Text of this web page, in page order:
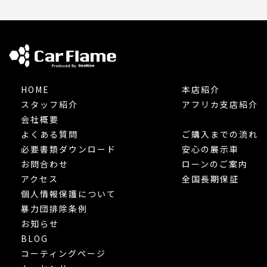
HOME
スタッフ紹介
会社概要
本店紹介
アフリカ支店紹介
よくある質問
必要書類ダウンロード
お問合わせ
アクセス
個人情報保護について
暴力団排除条例
お知らせ
BLOG
ご購入までの流れ
安心の展示車
ローンのご案内
全国長期保証
コーティングページ